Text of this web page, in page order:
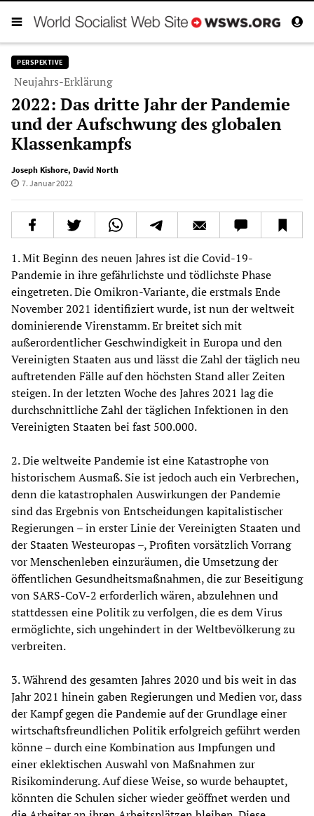
PERSPEKTIVE
Neujahrs-Erklärung
2022: Das dritte Jahr der Pandemie
und der Aufschwung des globalen
Klassenkampfs
Joseph Kishore, David North
7. Januar 2022
1. Mit Beginn des neuen Jahres ist die Covid-19-
Pandemie in ihre gefährlichste und tödlichste Phase
eingetreten. Die Omikron-Variante, die erstmals Ende
November 2021 identifiziert wurde, ist nun der weltweit
dominierende Virenstamm. Er breitet sich mit
außerordentlicher Geschwindigkeit in Europa und den
Vereinigten Staaten aus und lässt die Zahl der täglich neu
auftretenden Fälle auf den höchsten Stand aller Zeiten
steigen. In der letzten Woche des Jahres 2021 lag die
durchschnittliche Zahl der täglichen Infektionen in den
Vereinigten Staaten bei fast 500.000.
2. Die weltweite Pandemie ist eine Katastrophe von
historischem Ausmaß. Sie ist jedoch auch ein Verbrechen,
denn die katastrophalen Auswirkungen der Pandemie
sind das Ergebnis von Entscheidungen kapitalistischer
Regierungen – in erster Linie der Vereinigten Staaten und
der Staaten Westeuropas –, Profiten vorsätzlich Vorrang
vor Menschenleben einzuräumen, die Umsetzung der
öffentlichen Gesundheitsmaßnahmen, die zur Beseitigung
von SARS-CoV-2 erforderlich wären, abzulehnen und
stattdessen eine Politik zu verfolgen, die es dem Virus
ermöglichte, sich ungehindert in der Weltbevölkerung zu
verbreiten.
3. Während des gesamten Jahres 2020 und bis weit in das
Jahr 2021 hinein gaben Regierungen und Medien vor, dass
der Kampf gegen die Pandemie auf der Grundlage einer
wirtschaftsfreundlichen Politik erfolgreich geführt werden
könne – durch eine Kombination aus Impfungen und
einer eklektischen Auswahl von Maßnahmen zur
Risikominderung. Auf diese Weise, so wurde behauptet,
könnten die Schulen sicher wieder geöffnet werden und